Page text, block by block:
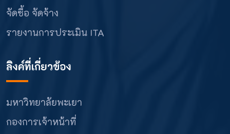
จัดซื้อ จัดจ้าง
รายงานการประเมิน ITA
ลิงค์ที่เกี่ยวข้อง
มหาวิทยาลัยพะเยา
กองการเจ้าหน้าที่